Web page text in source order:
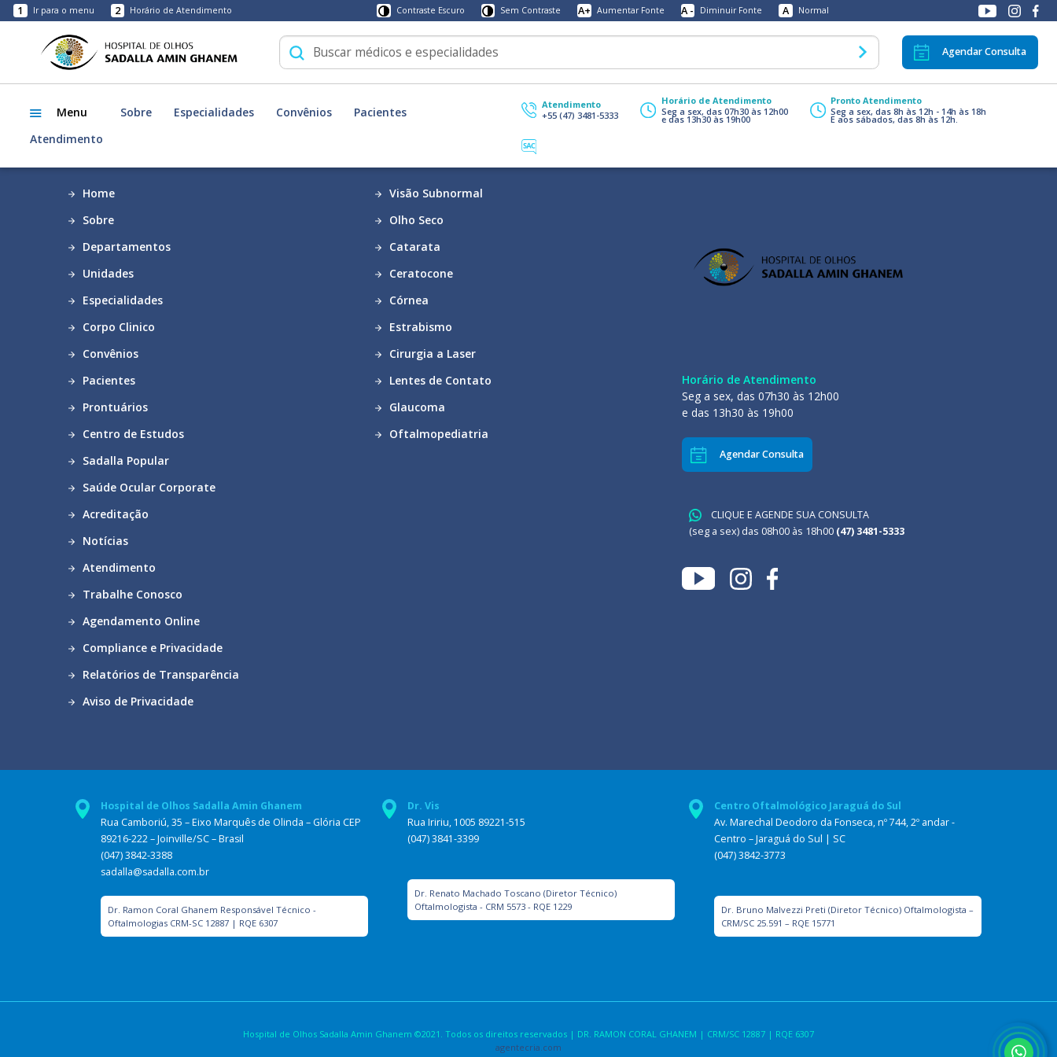
1 Ir para o menu 2 Horário de Atendimento Contraste Escuro Sem Contraste A+ Aumentar Fonte A - Diminuir Fonte A Normal
Agendar Consulta
Menu Sobre Especialidades Convênios
Pacientes
Atendimento
Atendimento
+55 (47) 3481-5333
Horário de Atendimento
Seg a sex, das 07h30 às 12h00
e das 13h30 às 19h00
Pronto Atendimento
Seg a sex, das 8h às 12h - 14h às 18h
E aos sábados, das 8h às 12h.
Home
Sobre
Departamentos
Unidades
Especialidades
Corpo Clinico
Convênios
Pacientes
Prontuários
Centro de Estudos
Sadalla Popular
Saúde Ocular Corporate
Acreditação
Notícias
Atendimento
Trabalhe Conosco
Agendamento Online
Compliance e Privacidade
Relatórios de Transparência
Aviso de Privacidade
Visão Subnormal
Olho Seco
Catarata
Ceratocone
Córnea
Estrabismo
Cirurgia a Laser
Lentes de Contato
Glaucoma
Oftalmopediatria
Horário de Atendimento
Seg a sex, das 07h30 às 12h00
e das 13h30 às 19h00
Agendar Consulta
CLIQUE E AGENDE SUA CONSULTA
(seg a sex) das 08h00 às 18h00 (47) 3481-5333
Hospital de Olhos Sadalla Amin Ghanem
Rua Camboriú, 35 – Eixo Marquês de Olinda – Glória CEP
89216-222 – Joinville/SC – Brasil
(047) 3842-3388
sadalla@sadalla.com.br
Dr. Ramon Coral Ghanem Responsável Técnico -
Oftalmologias CRM-SC 12887 | RQE 6307
Dr. Vis
Rua Iririu, 1005 89221-515
(047) 3841-3399
Dr. Renato Machado Toscano (Diretor Técnico)
Oftalmologista - CRM 5573 - RQE 1229
Centro Oftalmológico Jaraguá do Sul
Av. Marechal Deodoro da Fonseca, nº 744, 2º andar -
Centro – Jaraguá do Sul | SC
(047) 3842-3773
Dr. Bruno Malvezzi Preti (Diretor Técnico) Oftalmologista –
CRM/SC 25.591 – RQE 15771
Hospital de Olhos Sadalla Amin Ghanem ©2021. Todos os direitos reservados | DR. RAMON CORAL GHANEM | CRM/SC 12887 | RQE 6307
agentecria.com